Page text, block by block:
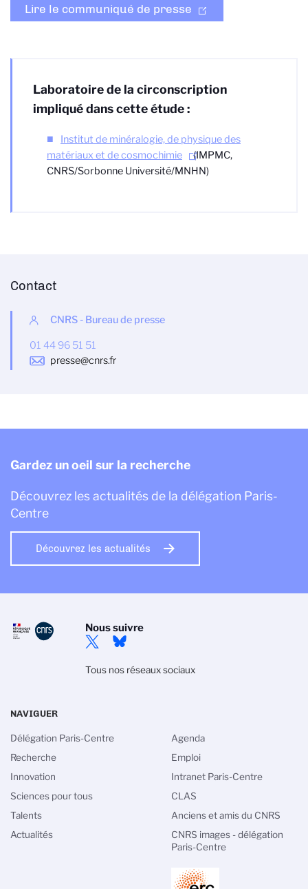
Lire le communiqué de presse
Laboratoire de la circonscription
impliqué dans cette étude :
Institut de minéralogie, de physique des
matériaux et de cosmochimie
(IMPMC,
CNRS/Sorbonne Université/MNHN)
Contact
CNRS - Bureau de presse
01 44 96 51 51
presse@cnrs.fr
Gardez un oeil sur la recherche
Découvrez les actualités de la délégation Paris-
Centre
Découvrez les actualités
Nous suivre
Tous nos réseaux sociaux
NAVIGUER
Délégation Paris-Centre
Recherche
Innovation
Sciences pour tous
Talents
Actualités
Agenda
Emploi
Intranet Paris-Centre
CLAS
Anciens et amis du CNRS
CNRS images - délégation
Paris-Centre